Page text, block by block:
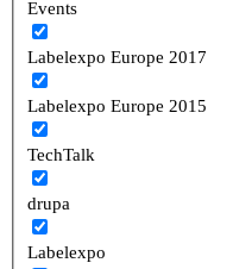
Events
Labelexpo Europe 2017
Labelexpo Europe 2015
TechTalk
drupa
Labelexpo